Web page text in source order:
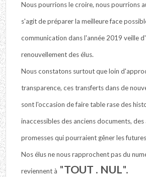
Nous pourrions le croire, nous pourrions
s'agit de préparer la meilleure face
communication dans l'année 2019 veille
renouvellement des élus.
Nous constatons surtout que loin
transparence, ces transferts dans de
sont l'occasion de faire table rase des
inaccessibles des anciens documents, des
promesses qui pourraient gêner les
Nos élus ne nous rapprochent pas du
reviennent à "TOUT . NUL".